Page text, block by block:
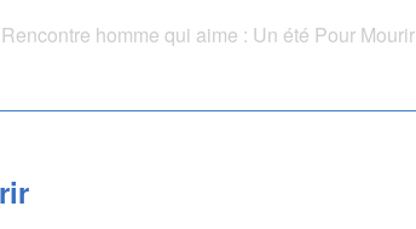
Rencontre homme qui aime : Un été Pour Mourir